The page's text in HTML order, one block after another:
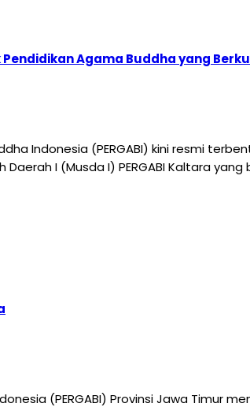
Agama Buddha yang
Indonesia (PERGABI) kini resmi
I (Musda I) PERGABI Kaltara
(PERGABI) Provinsi Jawa Timur